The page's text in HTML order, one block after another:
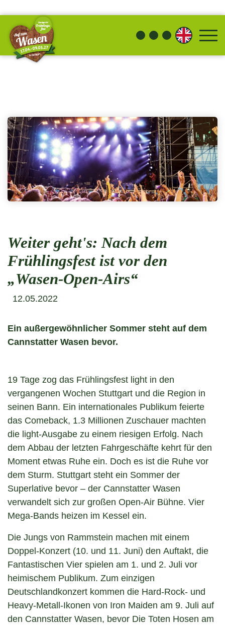
Weiter geht's: Nach dem
Frühlingsfest ist vor den
„Wasen-Open-Airs“
12.05.2022
Ein außergewöhnlicher Sommer steht auf dem
Cannstatter Wasen bevor.
19 Tage zog das Frühlingsfest light in den
vergangenen Wochen Stuttgart und die Region in
seinen Bann. Ein internationales Publikum feierte
das Comeback, 1.3 Millionen Zuschauer machten
die light-Ausgabe zu einem riesigen Erfolg. Nach
dem Abbau der letzten Fahrgeschäfte kehrt für den
Moment etwas Ruhe ein. Doch es ist die Ruhe vor
dem Sturm. Stuttgart steht ein Sommer der
Superlative bevor – der Cannstatter Wasen
verwandelt sich zur großen Open-Air Bühne. Vier
Mega-Bands heizen im Kessel ein.
Die Jungs von Rammstein machen mit einem
Doppel-Konzert (10. und 11. Juni) den Auftakt, die
Fantastischen Vier spielen am 1. und 2. Juli vor
heimischem Publikum. Zum einzigen
Deutschlandkonzert kommen die Hard-Rock- und
Heavy-Metall-Ikonen von Iron Maiden am 9. Juli auf
den Cannstatter Wasen, bevor Die Toten Hosen am